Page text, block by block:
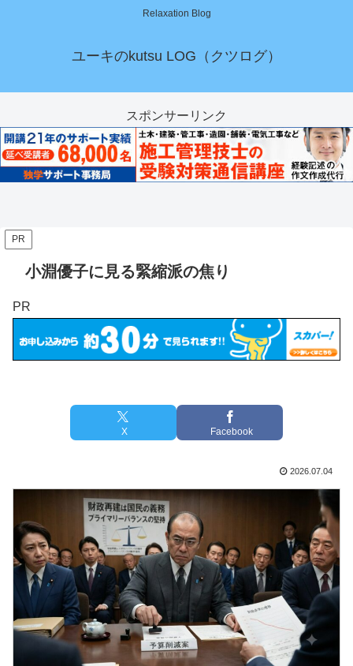
Relaxation Blog
ユーキのkutsu LOG（クツログ）
スポンサーリンク
PR
小淵優子に見る緊縮派の焦り
PR
X Facebook
2026.07.04